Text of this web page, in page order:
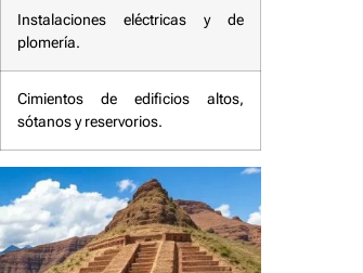
Instalaciones eléctricas y de
plomería.
Cimientos de edificios altos,
sótanos y reservorios.